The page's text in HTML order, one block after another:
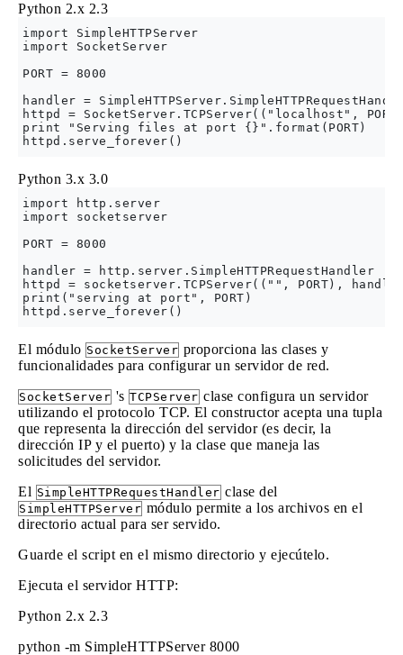
Python 2.x 2.3
import SimpleHTTPServer
import SocketServer
PORT = 8000
handler =
httpd = SocketServer.TCPServer(("localhost",
print "Serving files at port {}".format(PORT)
Python 3.x 3.0
import http.server
import socketserver
PORT = 8000
handler = http.server.SimpleHTTPRequestHandler
httpd = socketserver.TCPServer(("", PORT),
print("serving at port", PORT)
El módulo SocketServer proporciona las clases y
funcionalidades para configurar un servidor de red.
SocketServer 's TCPServer clase configura un servidor
utilizando el protocolo TCP. El constructor acepta una tupla
que representa la dirección del servidor (es decir, la
dirección IP y el puerto) y la clase que maneja las
solicitudes del servidor.
El SimpleHTTPRequestHandler clase del
SimpleHTTPServer módulo permite a los archivos en el
directorio actual para ser servido.
Guarde el script en el mismo directorio y ejecútelo.
Ejecuta el servidor HTTP:
Python 2.x 2.3
python -m SimpleHTTPServer 8000